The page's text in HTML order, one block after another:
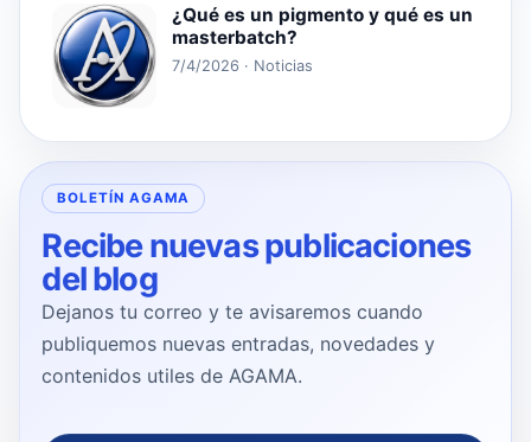
¿Qué es un pigmento y qué es un
masterbatch?
7/4/2026 · Noticias
BOLETÍN AGAMA
Recibe nuevas publicaciones
del blog
Dejanos tu correo y te avisaremos cuando
publiquemos nuevas entradas, novedades y
contenidos utiles de AGAMA.